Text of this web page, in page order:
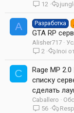
12
A Разработка
GTA RP
Alisher717
2
Inoi
C
Rage MP
списку
сделать
Caballero
56